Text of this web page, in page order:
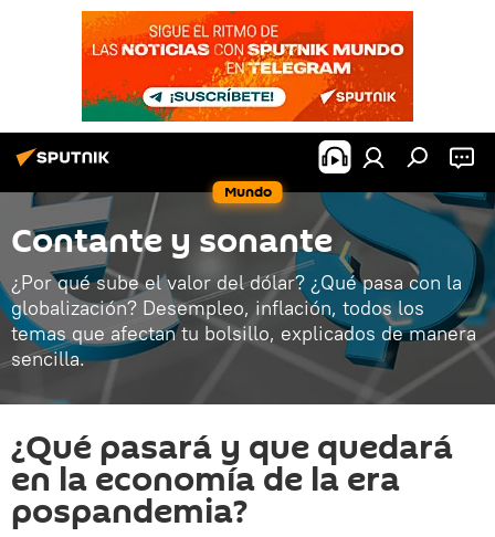
Mundo
Contante y sonante
¿Por qué sube el valor del dólar? ¿Qué pasa con la
globalización? Desempleo, inflación, todos los
temas que afectan tu bolsillo, explicados de manera
sencilla.
¿Qué pasará y que quedará
en la economía de la era
pospandemia?